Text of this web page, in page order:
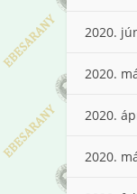
2020.
2020.
2020.
2020.